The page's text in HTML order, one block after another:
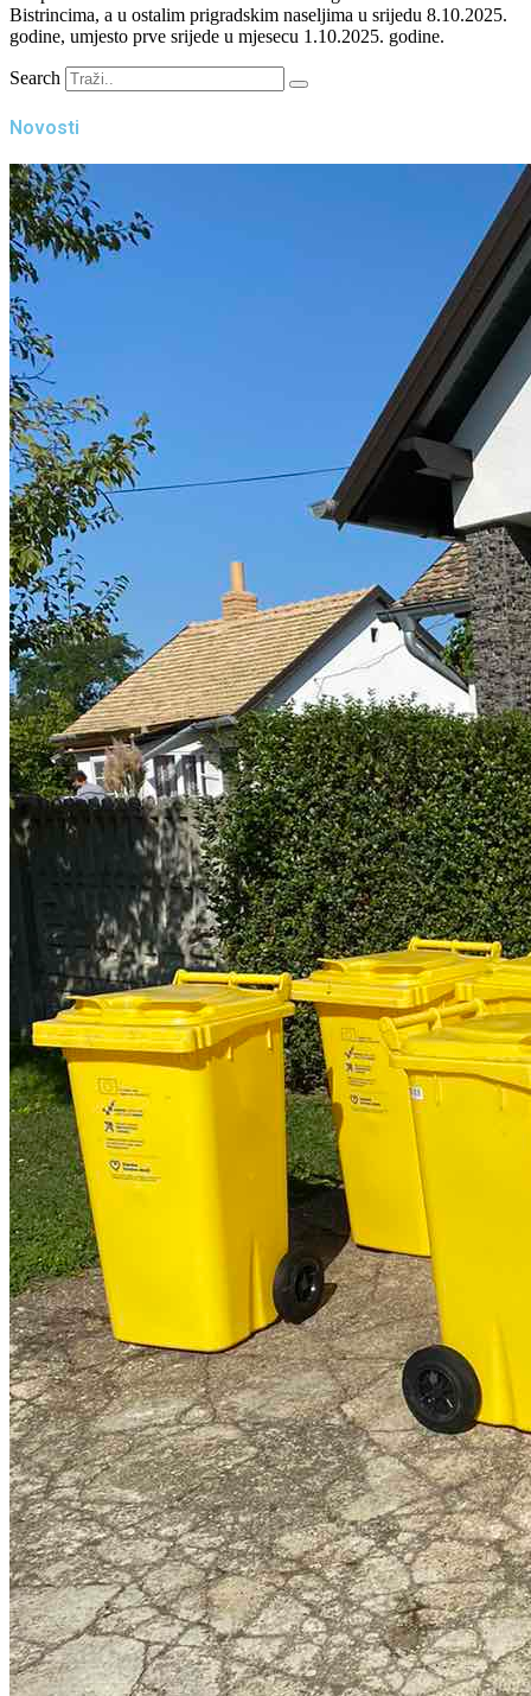
Bistrincima, a u ostalim prigradskim naseljima u srijedu 8.10.2025.
godine, umjesto prve srijede u mjesecu 1.10.2025. godine.
Search
Novosti